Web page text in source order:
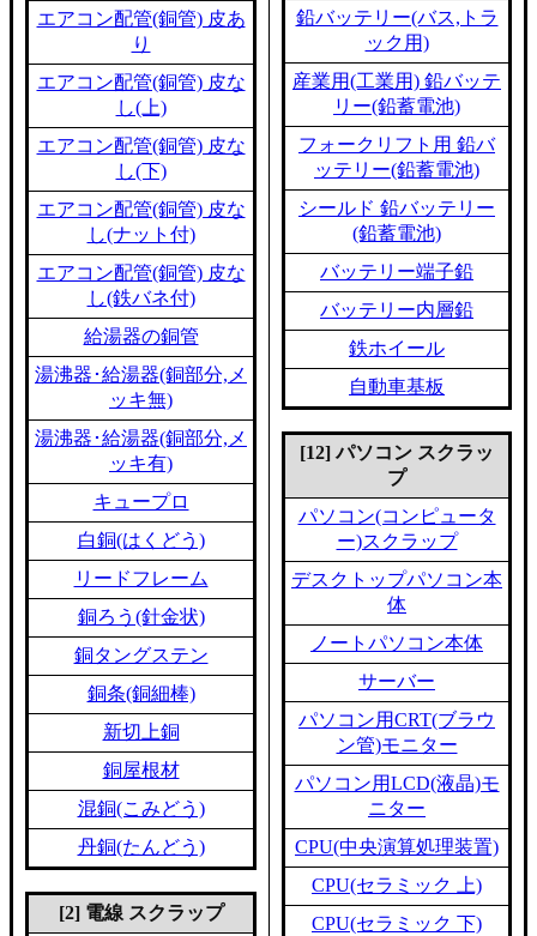
エアコン配管(銅管) 皮あ
り
エアコン配管(銅管) 皮な
し(上)
エアコン配管(銅管) 皮な
し(下)
エアコン配管(銅管) 皮な
し(ナット付)
エアコン配管(銅管) 皮な
し(鉄バネ付)
給湯器の銅管
湯沸器･給湯器(銅部分,メ
ッキ無)
湯沸器･給湯器(銅部分,メ
ッキ有)
キュープロ
白銅(はくどう)
リードフレーム
銅ろう(針金状)
銅タングステン
銅条(銅細棒)
新切上銅
銅屋根材
混銅(こみどう)
丹銅(たんどう)
[2] 電線 スクラップ
鉛バッテリー(バス,トラ
ック用)
産業用(工業用) 鉛バッテ
リー(鉛蓄電池)
フォークリフト用 鉛バ
ッテリー(鉛蓄電池)
シールド 鉛バッテリー
(鉛蓄電池)
バッテリー端子鉛
バッテリー内層鉛
鉄ホイール
自動車基板
[12] パソコン スクラッ
プ
パソコン(コンピュータ
ー)スクラップ
デスクトップパソコン本
体
ノートパソコン本体
サーバー
パソコン用CRT(ブラウ
ン管)モニター
パソコン用LCD(液晶)モ
ニター
CPU(中央演算処理装置)
CPU(セラミック 上)
CPU(セラミック 下)